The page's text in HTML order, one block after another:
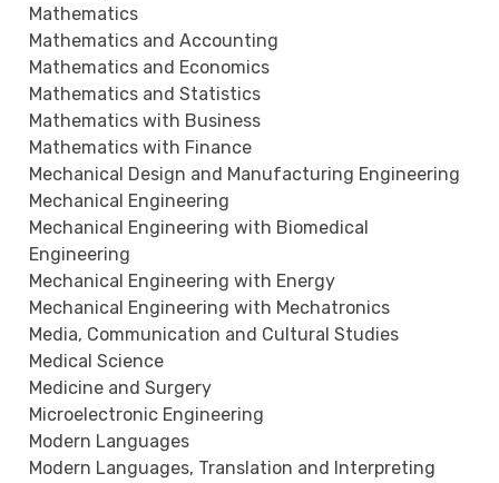
Mathematics
Mathematics and Accounting
Mathematics and Economics
Mathematics and Statistics
Mathematics with Business
Mathematics with Finance
Mechanical Design and Manufacturing Engineering
Mechanical Engineering
Mechanical Engineering with Biomedical
Engineering
Mechanical Engineering with Energy
Mechanical Engineering with Mechatronics
Media, Communication and Cultural Studies
Medical Science
Medicine and Surgery
Microelectronic Engineering
Modern Languages
Modern Languages, Translation and Interpreting